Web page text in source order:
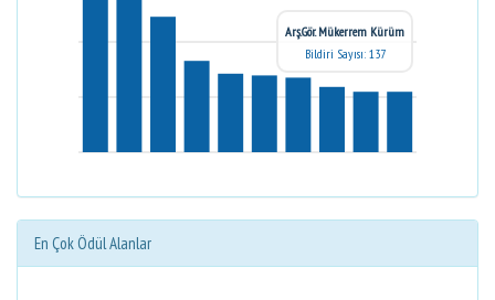
Arş.Gör. Mükerrem Kürüm
Bildiri Sayısı: 137
En Çok Ödül Alanlar